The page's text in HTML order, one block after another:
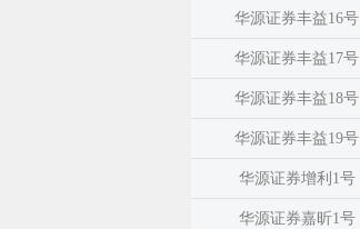
华源证券丰益16号
华源证券丰益17号
华源证券丰益18号
华源证券丰益19号
华源证券增利1号
华源证券嘉昕1号